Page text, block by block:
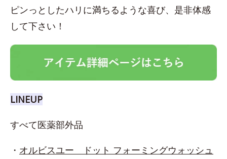
ピンっとしたハリに満ちるような喜び、是非体感
して下さい！
LINEUP
すべて医薬部外品
・ オルビスユー ドット フォーミングウォッシュ